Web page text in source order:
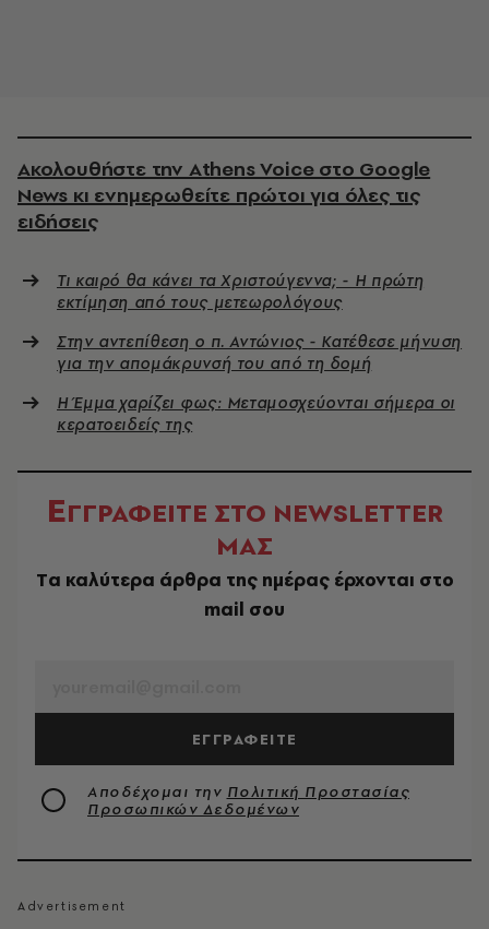
Ακολουθήστε την Athens Voice στο Google
News κι ενημερωθείτε πρώτοι για όλες τις
ειδήσεις
Τι καιρό θα κάνει τα Χριστούγεννα; - Η πρώτη
εκτίμηση από τους μετεωρολόγους
Στην αντεπίθεση ο π. Αντώνιος - Κατέθεσε μήνυση
για την απομάκρυνσή του από τη δομή
Η Έμμα χαρίζει φως: Μεταμοσχεύονται σήμερα οι
κερατοειδείς της
ΕΓΓΡΑΦΕΙΤΕ ΣΤΟ NEWSLETTER
ΜΑΣ
Tα καλύτερα άρθρα της ημέρας έρχονται στο
mail σου
ΕΓΓΡΑΦΕΙΤΕ
Αποδέχομαι την Πολιτική Προστασίας
Προσωπικών Δεδομένων